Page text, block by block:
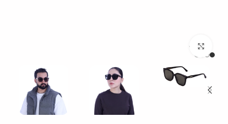
بزرگنمایی تصویر